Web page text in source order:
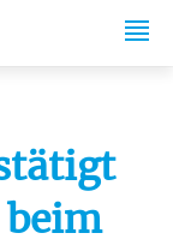
beim